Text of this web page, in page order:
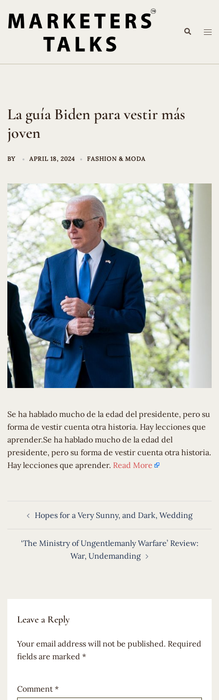
content
Search
La guía Biden para vestir más
joven
BY APRIL 18, 2024 FASHION & MODA
Se ha hablado mucho de la edad del presidente, pero su
forma de vestir cuenta otra historia. Hay lecciones que
aprender.Se ha hablado mucho de la edad del
presidente, pero su forma de vestir cuenta otra historia.
Hay lecciones que aprender. Read More
navigationHopes for a Very Sunny, and Dark, Wedding
‘The Ministry of Ungentlemanly Warfare’ Review:
War, Undemanding
Leave a Reply
Your email address will not be published. Required
fields are marked *
Comment *